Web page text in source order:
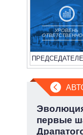
УРОВЕНЬ
первые